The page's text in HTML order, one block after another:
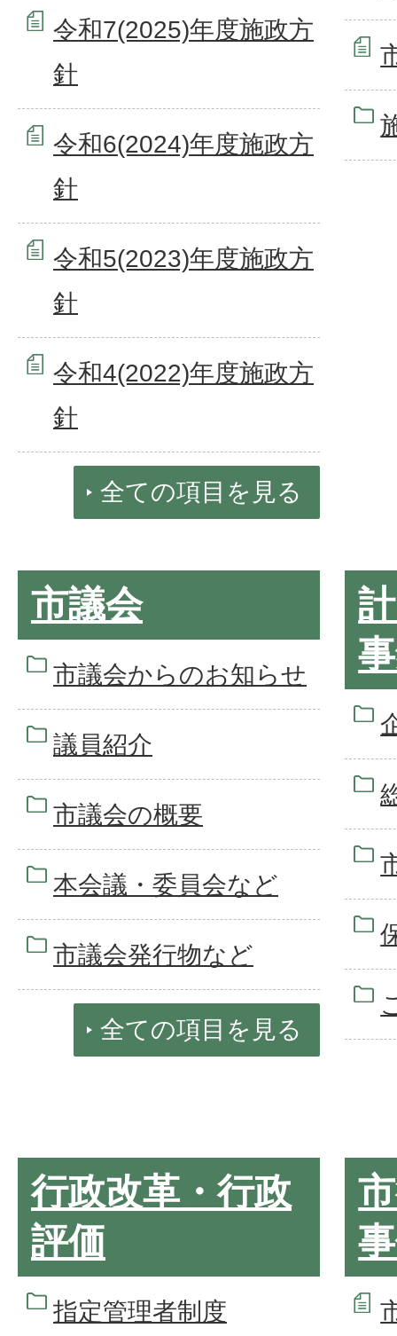
令和7(2025)年度施政方
針
令和6(2024)年度施政方
針
令和5(2023)年度施政方
針
令和4(2022)年度施政方
針
全ての項目を見る
市議会
市議会からのお知らせ
議員紹介
市議会の概要
本会議・委員会など
市議会発行物など
全ての項目を見る
行政改革・行政
評価
指定管理者制度